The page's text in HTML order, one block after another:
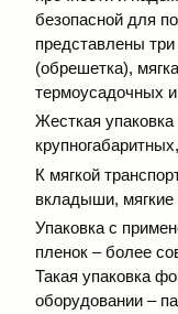
безопасной для
представлены три
(обрешетка),
термоусадочных
Жесткая
К мягкой
вкладыши,
Упаковка с
пленок – более
Такая упаковка
оборудовании –